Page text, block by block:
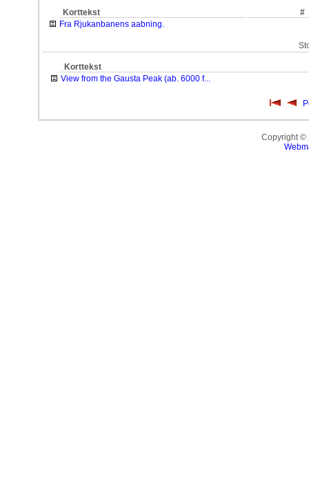
Korttekst
#
Fra Rjukanbanens aabning.
Korttekst
View from the Gausta Peak (ab. 6000 f...
Copyright ©